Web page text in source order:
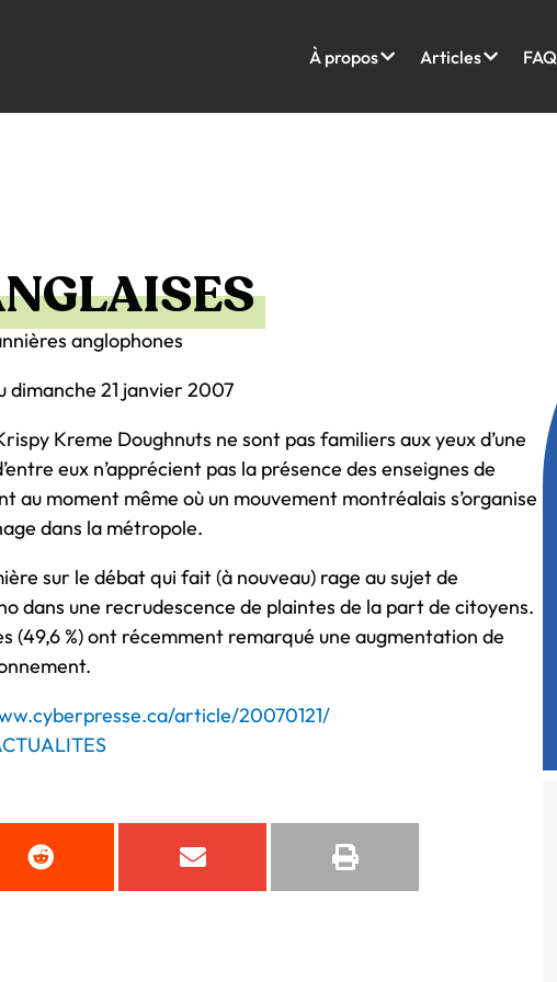
À propos Articles FAQ
anglophones
dimanche 21 janvier 2007
Kreme Doughnuts ne sont pas familiers aux yeux d’une
eux n’apprécient pas la présence des enseignes de
au moment même où un mouvement montréalais s’organise
dans la métropole.
sur le débat qui fait (à nouveau) rage au sujet de
dans une recrudescence de plaintes de la part de citoyens.
(49,6 %) ont récemment remarqué une augmentation de
article/20070121/